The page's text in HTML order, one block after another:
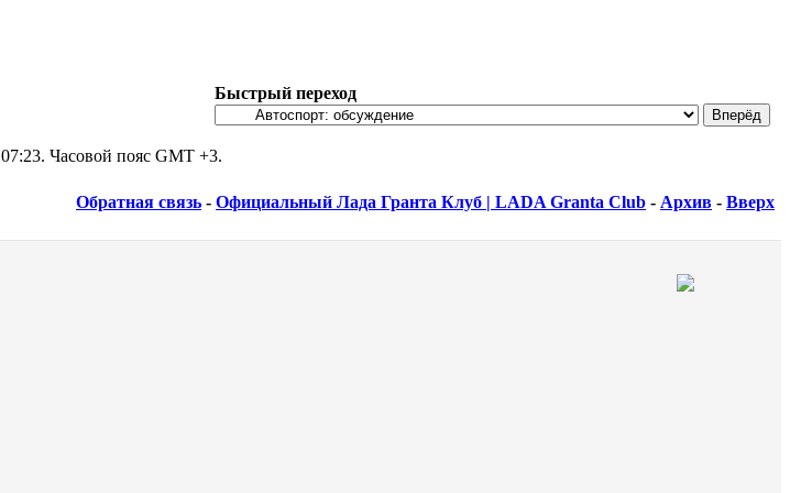
Быстрый переход
07:23. Часовой пояс GMT +3.
Обратная связь - Официальный Лада Гранта Клуб | LADA Granta Club - Архив - Вверх